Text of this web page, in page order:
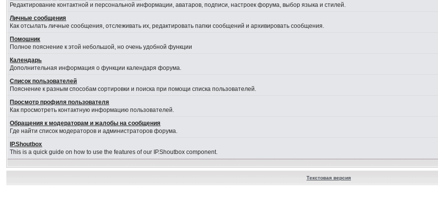
Редактирование контактной и персональной информации, аватаров, подписи, настроек форума, выбор языка и стилей.
Личные сообщения
Как отсылать личные сообщения, отслеживать их, редактировать папки сообщений и архивировать сообщения.
Помошник
Полное пояснение к этой небольшой, но очень удобной функции
Календарь
Дополнительная информация о функции календаря форума.
Список пользователей
Пояснение к разным способам сортировки и поиска при помощи списка пользователей.
Просмотр профиля пользователя
Как просмотреть контактную информацию пользователей.
Обращения к модераторам и жалобы на сообщения
Где найти список модераторов и администраторов форума.
IP.Shoutbox
This is a quick guide on how to use the features of our IP.Shoutbox component.
Текстовая версия